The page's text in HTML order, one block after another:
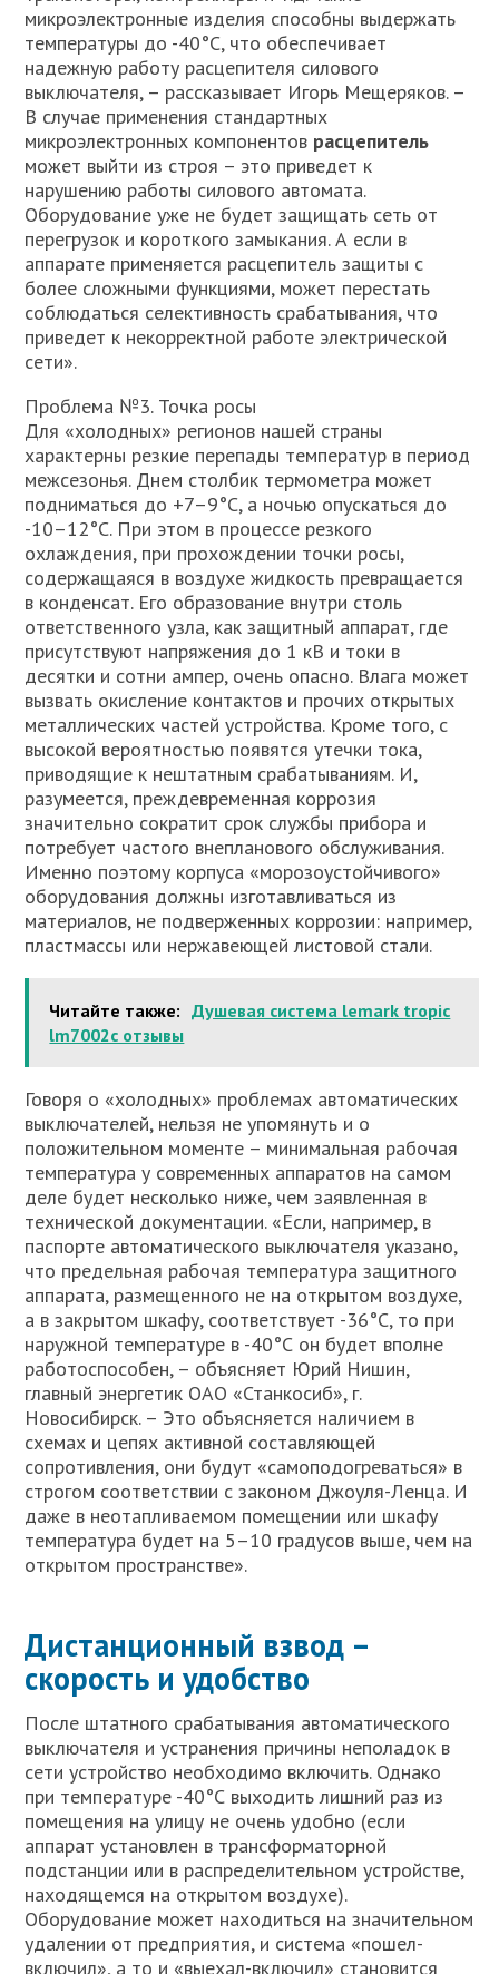
микроэлектронные изделия способны выдержать
температуры до -40°С, что обеспечивает
надежную работу расцепителя силового
выключателя, – рассказывает Игорь Мещеряков. –
В случае применения стандартных
микроэлектронных компонентов расцепитель
может выйти из строя – это приведет к
нарушению работы силового автомата.
Оборудование уже не будет защищать сеть от
перегрузок и короткого замыкания. А если в
аппарате применяется расцепитель защиты с
более сложными функциями, может перестать
соблюдаться селективность срабатывания, что
приведет к некорректной работе электрической
сети».
Проблема №3. Точка росы
Для «холодных» регионов нашей страны
характерны резкие перепады температур в период
межсезонья. Днем столбик термометра может
подниматься до +7–9°С, а ночью опускаться до
-10–12°С. При этом в процессе резкого
охлаждения, при прохождении точки росы,
содержащаяся в воздухе жидкость превращается
в конденсат. Его образование внутри столь
ответственного узла, как защитный аппарат, где
присутствуют напряжения до 1 кВ и токи в
десятки и сотни ампер, очень опасно. Влага может
вызвать окисление контактов и прочих открытых
металлических частей устройства. Кроме того, с
высокой вероятностью появятся утечки тока,
приводящие к нештатным срабатываниям. И,
разумеется, преждевременная коррозия
значительно сократит срок службы прибора и
потребует частого внепланового обслуживания.
Именно поэтому корпуса «морозоустойчивого»
оборудования должны изготавливаться из
материалов, не подверженных коррозии: например,
пластмассы или нержавеющей листовой стали.
Читайте также: Душевая система lemark tropic
lm7002c отзывы
Говоря о «холодных» проблемах автоматических
выключателей, нельзя не упомянуть и о
положительном моменте – минимальная рабочая
температура у современных аппаратов на самом
деле будет несколько ниже, чем заявленная в
технической документации. «Если, например, в
паспорте автоматического выключателя указано,
что предельная рабочая температура защитного
аппарата, размещенного не на открытом воздухе,
а в закрытом шкафу, соответствует -36°С, то при
наружной температуре в -40°С он будет вполне
работоспособен, – объясняет Юрий Нишин,
главный энергетик ОАО «Станкосиб», г.
Новосибирск. – Это объясняется наличием в
схемах и цепях активной составляющей
сопротивления, они будут «самоподогреваться» в
строгом соответствии с законом Джоуля-Ленца. И
даже в неотапливаемом помещении или шкафу
температура будет на 5–10 градусов выше, чем на
открытом пространстве».
Дистанционный взвод –
скорость и удобство
После штатного срабатывания автоматического
выключателя и устранения причины неполадок в
сети устройство необходимо включить. Однако
при температуре -40°С выходить лишний раз из
помещения на улицу не очень удобно (если
аппарат установлен в трансформаторной
подстанции или в распределительном устройстве,
находящемся на открытом воздухе).
Оборудование может находиться на значительном
удалении от предприятия, и система «пошел-
включил», а то и «выехал-включил» становится